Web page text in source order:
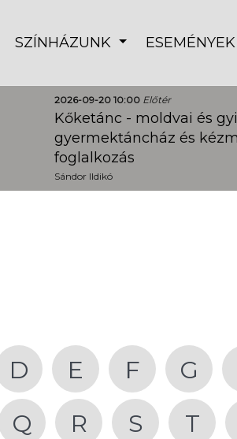
SZÍNHÁZUNK ESEMÉNYEK
2026-09-20 10:00 Előtér
Kőketánc - moldvai és
gyermektáncház és
foglalkozás
Sándor Ildikó
D E F G
Q R S T